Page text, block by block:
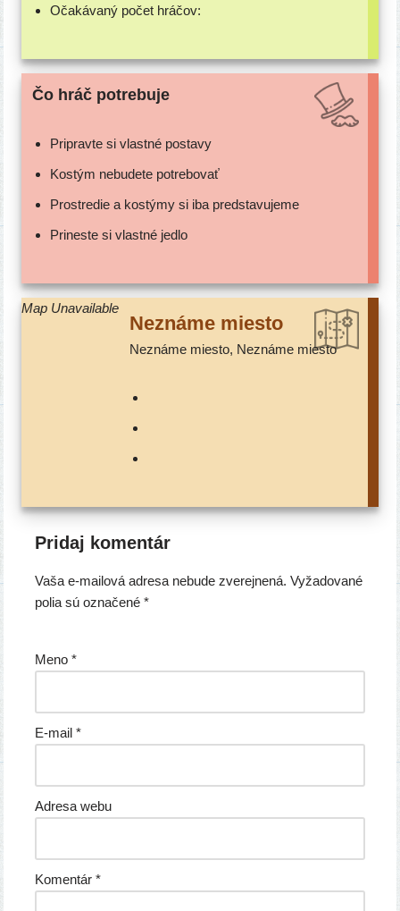
Očakávaný počet hráčov:
Čo hráč potrebuje
Pripravte si vlast­né postavy
Kostým nebu­de­te potrebovať
Prostredie a kos­tý­my si iba predstavujeme
Prineste si vlast­né jedlo
Map Unavailable
Neznáme mies­to
Neznáme mies­to, Neznáme miesto
Pridaj komentár
Vaša e-mailová adresa nebude zverejnená. Vyžadované
polia sú označené*
Meno*
E-mail*
Adresa webu
Komentár*